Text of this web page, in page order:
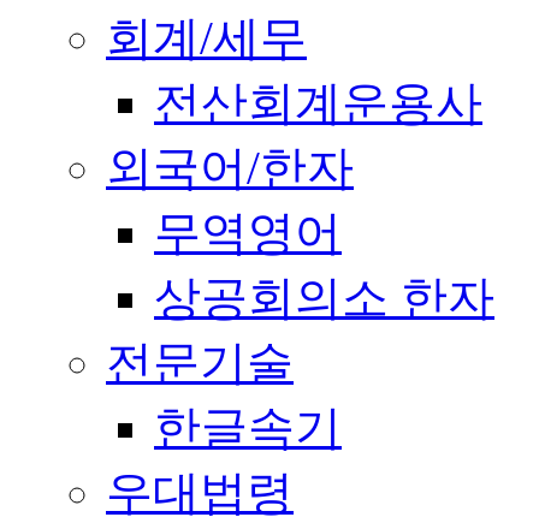
회계/세무
전산회계운용사
외국어/한자
무역영어
상공회의소 한자
전문기술
한글속기
우대법령